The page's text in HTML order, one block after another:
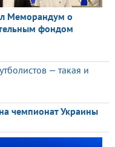
Меморандум о
фондом
— такая и
чемпионат Украины